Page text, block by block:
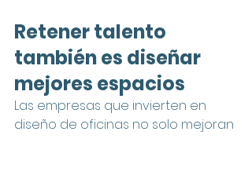
Retener talento
también es diseñar
mejores espacios
Las empresas que invierten en
diseño de oficinas no solo mejoran